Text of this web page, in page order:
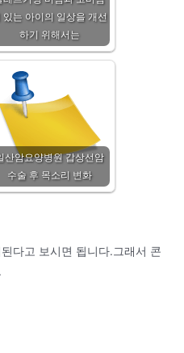
있는 아이의 일상을 개선
하기 위해서는
산암요양병원 갑상선암
수술 후 목소리 변화
다고 보시면 됩니다.그래서 콘